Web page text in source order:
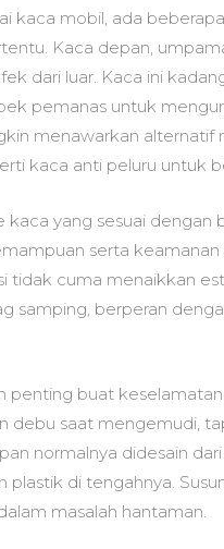
kaca mobil, ada
Kaca depan,
dari luar. Kaca ini
pemanas untuk
menawarkan
kaca anti peluru untuk
yang sesuai dengan
serta
tidak cuma menaikkan
samping, berperan
penting buat
debu saat mengemudi,
normalnya didesain
plastik di tengahnya.
masalah hantaman.